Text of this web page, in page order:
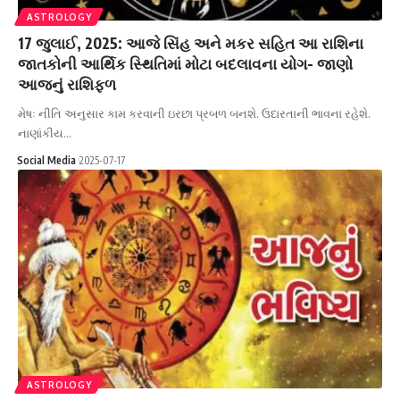
ASTROLOGY
17 જુલાઈ, 2025: આજે સિંહ અને મકર સહિત આ રાશિના
જાતકોની આર્થિક સ્થિતિમાં મોટા બદલાવના યોગ- જાણો
આજનું રાશિફળ
મેષઃ નીતિ અનુસાર કામ કરવાની ઇરછા પ્રબળ બનશે. ઉદારતાની ભાવના રહેશે.
નાણાંકીય…
Social Media 2025-07-17
ASTROLOGY